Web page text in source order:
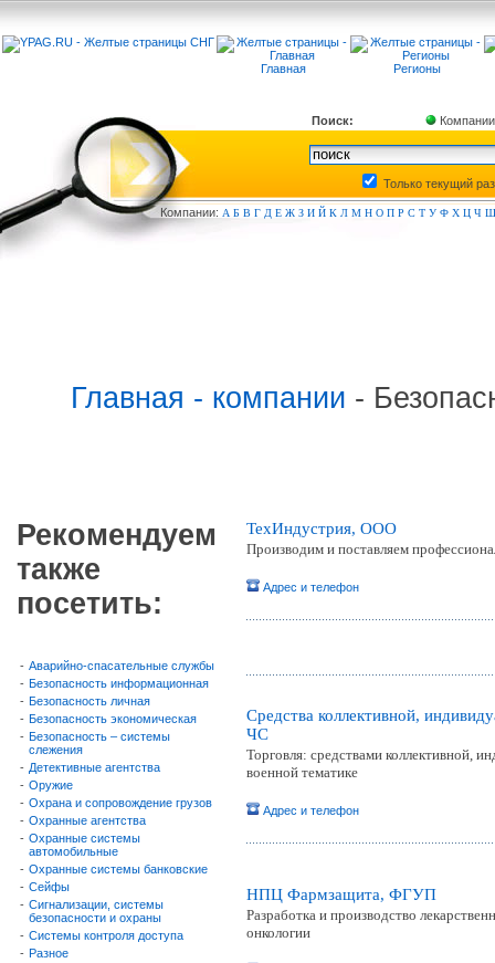
Главная Регионы
Поиск: Компании
Только текущий
Компании: А Б В Г Д Е Ж З И Й К Л М Н О П Р С Т У Ф Х Ц Ч Ш
Главная - компании -
Рекомендуем
также
посетить:
- Аварийно-спасательные службы
- Безопасность информационная
- Безопасность личная
- Безопасность экономическая
- Безопасность – системы
слежения
- Детективные агентства
- Оружие
- Охрана и сопровождение грузов
- Охранные агентства
- Охранные системы
автомобильные
- Охранные системы банковские
- Сейфы
- Сигнализации, системы
безопасности и охраны
- Системы контроля доступа
- Разное
ТехИндустрия, ООО
Производим и поставляем
Адрес и телефон
Средства коллективной,
ЧС
Торговля: средствами коллективной,
военной тематике
Адрес и телефон
НПЦ Фармзащита, ФГУП
Разработка и производство
онкологии